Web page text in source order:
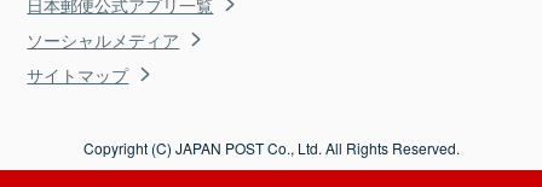
ソーシャルメディア
サイトマップ
Copyright (C) JAPAN POST Co., Ltd. All Rights Reserved.